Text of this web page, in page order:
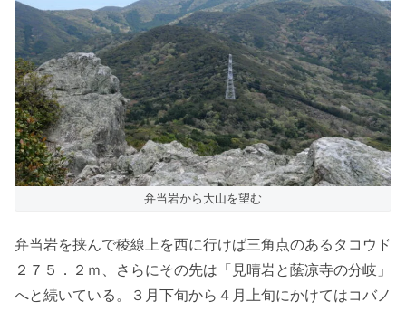
弁当岩から大山を望む
弁当岩を挟んで稜線上を西に行けば三角点のあるタコウド
２７５．２ｍ、さらにその先は「見晴岩と䕃凉寺の分岐」
へと続いている。３月下旬から４月上旬にかけてはコバノ